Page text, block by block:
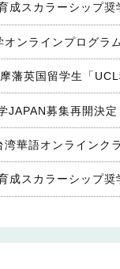
成スカラーシップ奨
オンラインプログラ
藩英国留学生「
JAPAN募集再開決定
華語オンラインク
成スカラーシップ奨